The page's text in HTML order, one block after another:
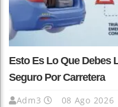
Esto Es Lo Que Debes
Seguro Por Carretera
Adm3 08 Ago 2026